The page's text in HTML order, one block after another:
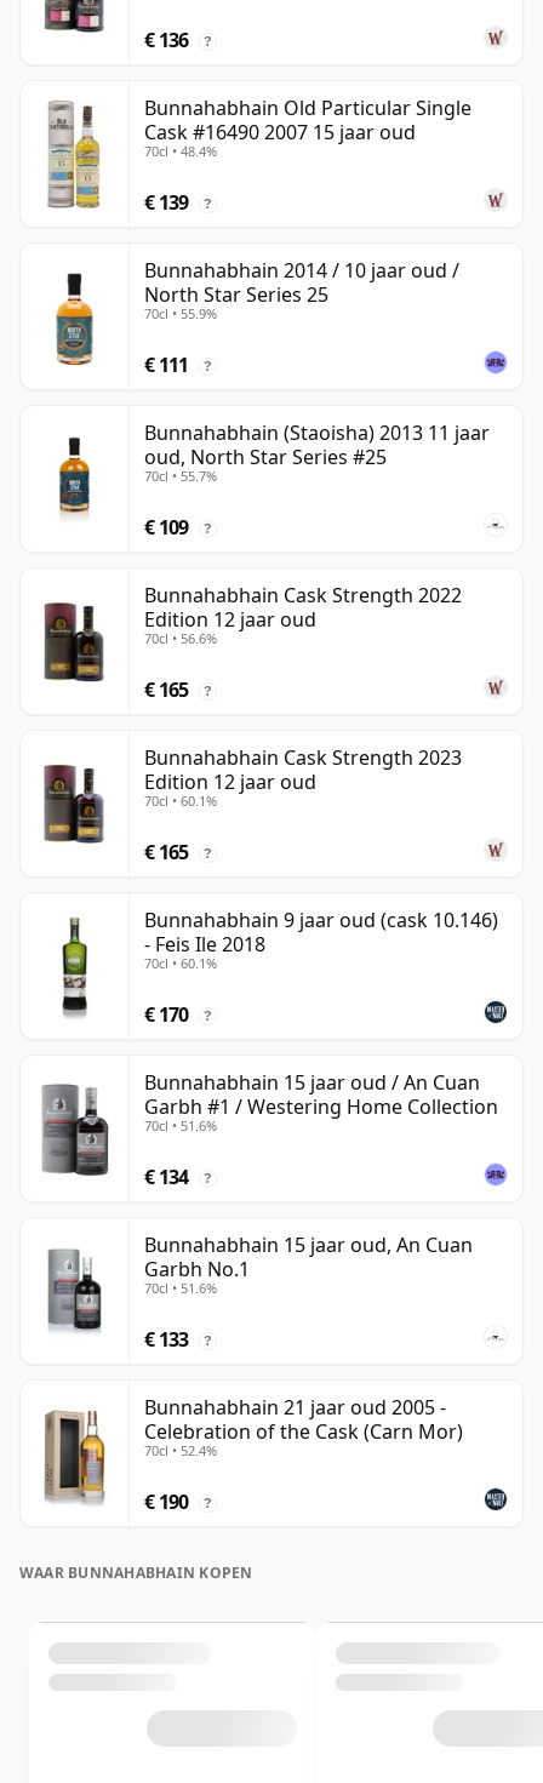
€ 136 ?
Bunnahabhain Old Particular Single
Cask #16490 2007 15 jaar oud
70cl • 48.4%
€ 139 ?
Bunnahabhain 2014 / 10 jaar oud /
North Star Series 25
70cl • 55.9%
€ 111 ?
Bunnahabhain (Staoisha) 2013 11 jaar
oud, North Star Series #25
70cl • 55.7%
€ 109 ?
Bunnahabhain Cask Strength 2022
Edition 12 jaar oud
70cl • 56.6%
€ 165 ?
Bunnahabhain Cask Strength 2023
Edition 12 jaar oud
70cl • 60.1%
€ 165 ?
Bunnahabhain 9 jaar oud (cask 10.146)
- Feis Ile 2018
70cl • 60.1%
€ 170 ?
Bunnahabhain 15 jaar oud / An Cuan
Garbh #1 / Westering Home Collection
70cl • 51.6%
€ 134 ?
Bunnahabhain 15 jaar oud, An Cuan
Garbh No.1
70cl • 51.6%
€ 133 ?
Bunnahabhain 21 jaar oud 2005 -
Celebration of the Cask (Carn Mor)
70cl • 52.4%
€ 190 ?
WAAR BUNNAHABHAIN KOPEN